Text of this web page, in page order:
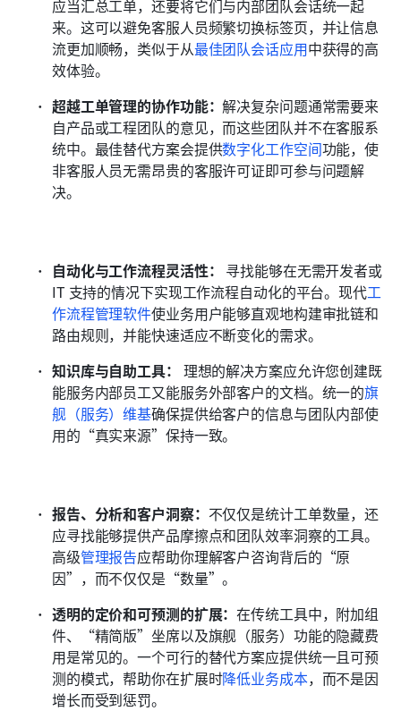
应当汇总工单，还要将它们与内部团队会话统一起
来。这可以避免客服人员频繁切换标签页，并让信息
流更加顺畅，类似于从最佳团队会话应用中获得的高
效体验。
超越工单管理的协作功能：解决复杂问题通常需要来
自产品或工程团队的意见，而这些团队并不在客服系
统中。最佳替代方案会提供数字化工作空间功能，使
非客服人员无需昂贵的客服许可证即可参与问题解
决。
自动化与工作流程灵活性： 寻找能够在无需开发者或
IT 支持的情况下实现工作流程自动化的平台。现代工
作流程管理软件使业务用户能够直观地构建审批链和
路由规则，并能快速适应不断变化的需求。
知识库与自助工具： 理想的解决方案应允许您创建既
能服务内部员工又能服务外部客户的文档。统一的旗
舰（服务）维基确保提供给客户的信息与团队内部使
用的“真实来源”保持一致。
报告、分析和客户洞察： 不仅仅是统计工单数量，还
应寻找能够提供产品摩擦点和团队效率洞察的工具。
高级管理报告应帮助你理解客户咨询背后的“原
因”，而不仅仅是“数量”。
透明的定价和可预测的扩展：在传统工具中，附加组
件、“精简版”坐席以及旗舰（服务）功能的隐藏费
用是常见的。一个可行的替代方案应提供统一且可预
测的模式，帮助你在扩展时降低业务成本，而不是因
增长而受到惩罚。